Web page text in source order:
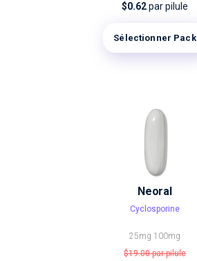
$0.62par pilule
Sélectionner Pack
Neoral
Cyclosporine
25mg 100mg
$19.00par pilule